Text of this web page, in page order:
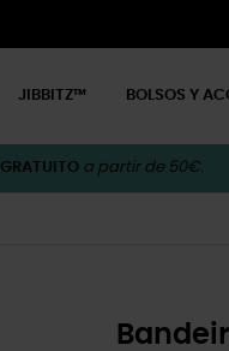
JIBBITZ™ BOLSOS Y
GRATUITO a partir de 50€.